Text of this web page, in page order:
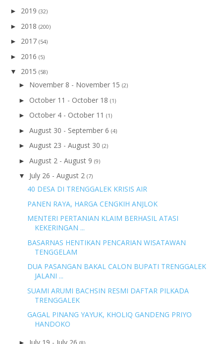
► 2019 (32)
► 2018 (200)
► 2017 (54)
► 2016 (5)
▼ 2015 (58)
► November 8 - November 15 (2)
► October 11 - October 18 (1)
► October 4 - October 11 (1)
► August 30 - September 6 (4)
► August 23 - August 30 (2)
► August 2 - August 9 (9)
▼ July 26 - August 2 (7)
40 DESA DI TRENGGALEK KRISIS AIR
PANEN RAYA, HARGA CENGKIH ANJLOK
MENTERI PERTANIAN KLAIM BERHASIL ATASI
KEKERINGAN ...
BASARNAS HENTIKAN PENCARIAN WISATAWAN
TENGGELAM
DUA PASANGAN BAKAL CALON BUPATI TRENGGALEK
JALANI ...
SUAMI ARUMI BACHSIN RESMI DAFTAR PILKADA
TRENGGALEK
GAGAL PINANG YAYUK, KHOLIQ GANDENG PRIYO
HANDOKO
►